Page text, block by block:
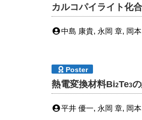
カルコパイライト化
中島 康貴, 永岡 章, 岡
Poster
熱電変換材料Bi2Te3
平井 優一, 永岡 章, 岡